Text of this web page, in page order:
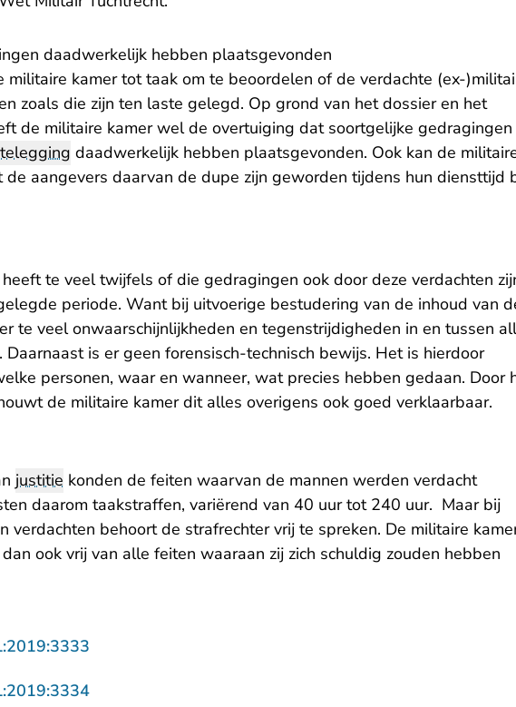
daadwerkelijk hebben plaatsgevonden
kamer tot taak om te beoordelen of de verdachte (ex-
zoals die zijn ten laste gelegd. Op grond van het dossier en het
de militaire kamer wel de overtuiging dat soortgelijke gedragingen
daadwerkelijk hebben plaatsgevonden. Ook kan de
aangevers daarvan de dupe zijn geworden tijdens hun diensttijd
te veel twijfels of die gedragingen ook door deze verdachten
periode. Want bij uitvoerige bestudering van de inhoud van
te veel onwaarschijnlijkheden en tegenstrijdigheden in en tussen
is er geen forensisch-technisch bewijs. Het is hierdoor
personen, waar en wanneer, wat precies hebben gedaan. Door
de militaire kamer dit alles overigens ook goed verklaarbaar.
justitie konden de feiten waarvan de mannen werden verdacht
daarom taakstraffen, variërend van 40 uur tot 240 uur. Maar bij
verdachten behoort de strafrechter vrij te spreken. De militaire
ook vrij van alle feiten waaraan zij zich schuldig zouden hebben
- U verlaat Rechtspraak.nl